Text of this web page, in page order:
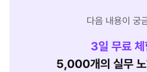
다음 내용이 궁
3일 무료 체
5,000개의 실무 노